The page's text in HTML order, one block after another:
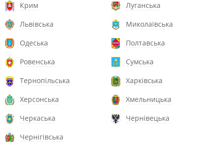
Крим
Луганська
Львівська
Миколаївська
Одеська
Полтавська
Ровенська
Сумська
Тернопільська
Харківська
Херсонська
Хмельницька
Черкаська
Чернівецька
Чернігівська